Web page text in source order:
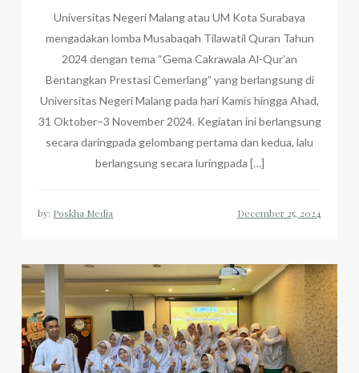
Universitas Negeri Malang atau UM Kota Surabaya
mengadakan lomba Musabaqah Tilawatil Quran Tahun
2024 dengan tema “Gema Cakrawala Al-Qur’an
Bentangkan Prestasi Cemerlang” yang berlangsung di
Universitas Negeri Malang pada hari Kamis hingga Ahad,
31 Oktober–3 November 2024. Kegiatan ini berlangsung
secara daringpada gelombang pertama dan kedua, lalu
berlangsung secara luringpada […]
by: Poskha Media